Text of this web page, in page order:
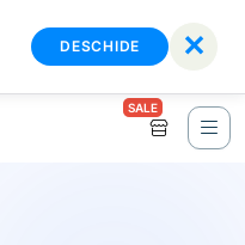
DESCHIDE ✕
SALE